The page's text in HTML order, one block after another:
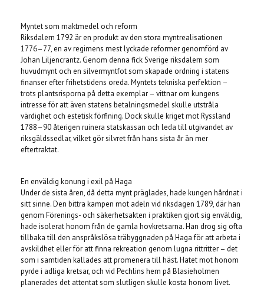
Myntet som maktmedel och reform
Riksdalern 1792 är en produkt av den stora myntrealisationen
1776–77, en av regimens mest lyckade reformer genomförd av
Johan Liljencrantz. Genom denna fick Sverige riksdalern som
huvudmynt och en silvermyntfot som skapade ordning i statens
finanser efter frihetstidens oreda. Myntets tekniska perfektion –
trots plantsrisporna på detta exemplar – vittnar om kungens
intresse för att även statens betalningsmedel skulle utstråla
värdighet och estetisk förfining. Dock skulle kriget mot Ryssland
1788–90 återigen ruinera statskassan och leda till utgivandet av
riksgäldssedlar, vilket gör silvret från hans sista år än mer
eftertraktat.
En enväldig konung i exil på Haga
Under de sista åren, då detta mynt präglades, hade kungen hårdnat i
sitt sinne. Den bittra kampen mot adeln vid riksdagen 1789, där han
genom Förenings- och säkerhetsakten i praktiken gjort sig enväldig,
hade isolerat honom från de gamla hovkretsarna. Han drog sig ofta
tillbaka till den anspråkslösa träbyggnaden på Haga för att arbeta i
avskildhet eller för att finna rekreation genom lugna rittritter – det
som i samtiden kallades att promenera till häst. Hatet mot honom
pyrde i adliga kretsar, och vid Pechlins hem på Blasieholmen
planerades det attentat som slutligen skulle kosta honom livet.